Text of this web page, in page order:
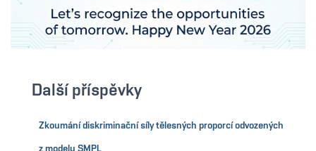
Další příspěvky
Zkoumání diskriminační síly tělesných proporcí odvozených
z modelu SMPL